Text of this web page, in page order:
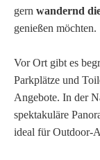
gern wandernd
genießen möchten.
Vor Ort gibt es
Parkplätze und
Angebote. In der
spektakuläre
ideal für Outdoor-